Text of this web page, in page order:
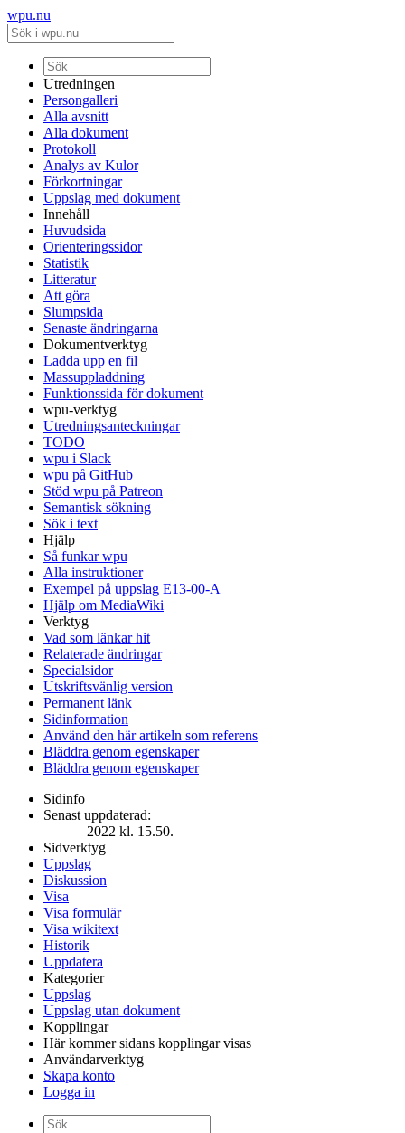
wpu.nu
Utredningen
Persongalleri
Alla avsnitt
Alla dokument
Protokoll
Analys av Kulor
Förkortningar
Uppslag med dokument
Innehåll
Huvudsida
Orienteringssidor
Statistik
Litteratur
Att göra
Slumpsida
Senaste ändringarna
Dokumentverktyg
Ladda upp en fil
Massuppladdning
Funktionssida för dokument
wpu-verktyg
Utredningsanteckningar
TODO
wpu i Slack
wpu på GitHub
Stöd wpu på Patreon
Semantisk sökning
Sök i text
Hjälp
Så funkar wpu
Alla instruktioner
Exempel på uppslag E13-00-A
Hjälp om MediaWiki
Verktyg
Vad som länkar hit
Relaterade ändringar
Specialsidor
Utskriftsvänlig version
Permanent länk
Sidinformation
Använd den här artikeln som referens
Bläddra genom egenskaper
Bläddra genom egenskaper
Sidinfo
Senast uppdaterad:
2022 kl. 15.50.
Sidverktyg
Uppslag
Diskussion
Visa
Visa formulär
Visa wikitext
Historik
Uppdatera
Kategorier
Uppslag
Uppslag utan dokument
Kopplingar
Här kommer sidans kopplingar visas
Användarverktyg
Skapa konto
Logga in